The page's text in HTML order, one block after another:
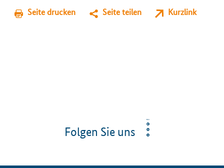
Seite drucken Seite teilen Kurzlink
Folgen Sie uns